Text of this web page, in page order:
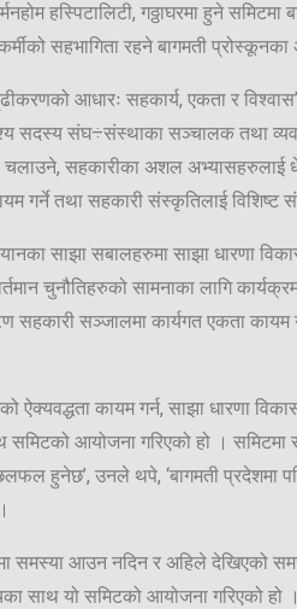
हस्पिटालिटी, गठ्ठाघरमा हुने
सहभागिता रहने बागमती प्रोस्कूनका
आधारः सहकार्य, एकता र
सदस्य संघ÷संस्थाका सञ्चालक तथा
चलाउने, सहकारीका अशल अभ्यासहरुलाई
गर्ने तथा सहकारी संस्कृतिलाई विशिष्ट
साझा सबालहरुमा साझा धारणा
चुनौतिहरुको सामनाका लागि
सञ्जालमा कार्यगत एकता कायम
ऐक्यवद्धता कायम गर्न, साझा धारणा
समिटको आयोजना गरिएको हो । समिटमा
हुनेछ’, उनले थपे, ‘बागमती प्रदेशमा
समस्या आउन नदिन र अहिले देखिएको
साथ यो समिटको आयोजना गरिएको हो